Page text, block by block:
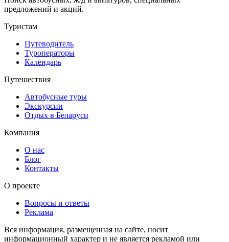
предложений и акций.
Туристам
Путеводитель
Туроператоры
Календарь
Путешествия
Автобусные туры
Экскурсии
Отдых в Беларуси
Компания
О нас
Блог
Контакты
О проекте
Вопросы и ответы
Реклама
Вся информация, размещенная на сайте, носит
информационный характер и не является рекламой или